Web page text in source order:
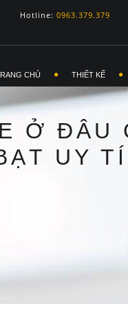
Hotline: 0963.379.379
CHỦ THIẾT KẾ
Ở ĐÂU
UY